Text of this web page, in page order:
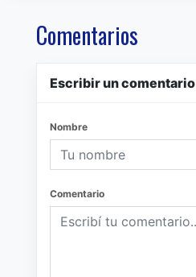
Comentarios
Escribir un comentario
Nombre
Comentario